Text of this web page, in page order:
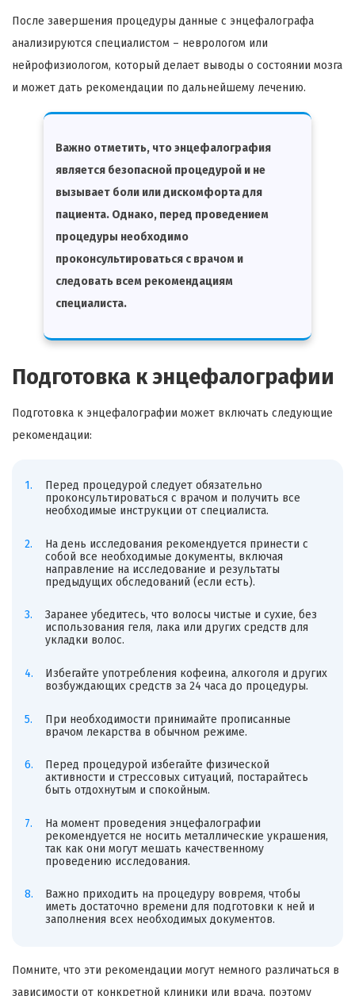
После завершения процедуры данные с энцефалографа
анализируются специалистом – неврологом или
нейрофизиологом, который делает выводы о состоянии мозга
и может дать рекомендации по дальнейшему лечению.
Важно отметить, что энцефалография
является безопасной процедурой и не
вызывает боли или дискомфорта для
пациента. Однако, перед проведением
процедуры необходимо
проконсультироваться с врачом и
следовать всем рекомендациям
специалиста.
Подготовка к энцефалографии
Подготовка к энцефалографии может включать следующие
рекомендации:
Перед процедурой следует обязательно
проконсультироваться с врачом и получить все
необходимые инструкции от специалиста.
На день исследования рекомендуется принести с
собой все необходимые документы, включая
направление на исследование и результаты
предыдущих обследований (если есть).
Заранее убедитесь, что волосы чистые и сухие, без
использования геля, лака или других средств для
укладки волос.
Избегайте употребления кофеина, алкоголя и других
возбуждающих средств за 24 часа до процедуры.
При необходимости принимайте прописанные
врачом лекарства в обычном режиме.
Перед процедурой избегайте физической
активности и стрессовых ситуаций, постарайтесь
быть отдохнутым и спокойным.
На момент проведения энцефалографии
рекомендуется не носить металлические украшения,
так как они могут мешать качественному
проведению исследования.
Важно приходить на процедуру вовремя, чтобы
иметь достаточно времени для подготовки к ней и
заполнения всех необходимых документов.
Помните, что эти рекомендации могут немного различаться в
зависимости от конкретной клиники или врача, поэтому